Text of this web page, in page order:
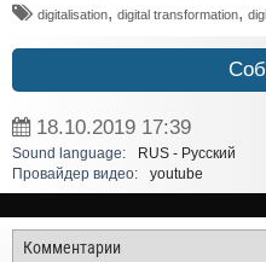
digitalisation, digital transformation,
18.10.2019 17:39
Sound language:
RUS - Русский
Провайдер видео:
youtube